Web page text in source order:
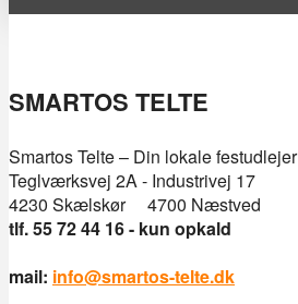
SMARTOS TELTE
Smartos Telte – Din lokale festudlejer
Teglværksvej 2A - Industrivej 17
4230 Skælskør 4700 Næstved
tlf. 55 72 44 16 - kun opkald
mail: info@smartos-telte.dk